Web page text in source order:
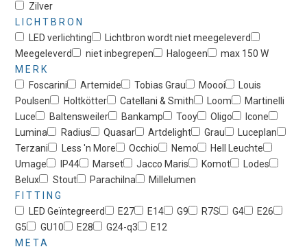
Zilver
LICHTBRON
LED verlichting
Lichtbron wordt niet meegeleverd
Meegeleverd
niet inbegrepen Halogeen
max 150 W
MERK
Foscarini
Artemide Tobias Grau Moooi
Louis
Poulsen
Holtkötter Catellani & Smith Loom
Martinelli
Luce
Baltensweiler Bankamp Tooy Oligo
Icone
Lumina
Radius Quasar Artdelight Grau
Luceplan
Terzani
Less 'n More Occhio Nemo
Hell Leuchte
Umage
IP44 Marset Jacco Maris Komot
Lodes
Belux
Stout Parachilna
Millelumen
FITTING
LED Geïntegreerd
E27 E14 G9 R7S G4
E26
G5
GU10 E28 G24-q3
E12
META